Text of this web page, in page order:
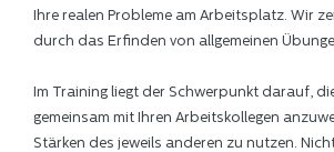
Ihre realen Probleme am Arbeitsplatz. Wir
durch das Erfinden von allgemeinen
Im Training liegt der Schwerpunkt darauf,
gemeinsam mit Ihren Arbeitskollegen
Stärken des jeweils anderen zu nutzen.